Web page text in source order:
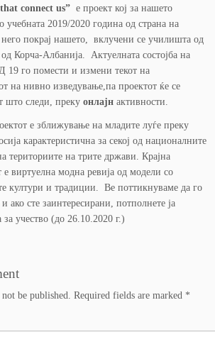
connect us” е проект кој за нашето
учебната 2019/2020 година од страна на
покрај нашето, вклучени се училишта од
Корча-Албанија. Актуелната состојба на
19 го помести и измени текот на
на нивно изведување,па проектот ќе се
што следи, преку онлајн активности.
е зближување на младите луѓе преку
карактеристична за секој од националните
териториите на трите држави. Крајна
е виртуелна модна ревија од модели со
култури и традиции. Ве поттикнуваме да го
ако сте заинтересирани, потполнете ја
за учество (до 26.10.2020 г.)
be published. Required fields are marked *